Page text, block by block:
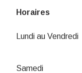
Horaires
Lundi au Vendredi
Samedi